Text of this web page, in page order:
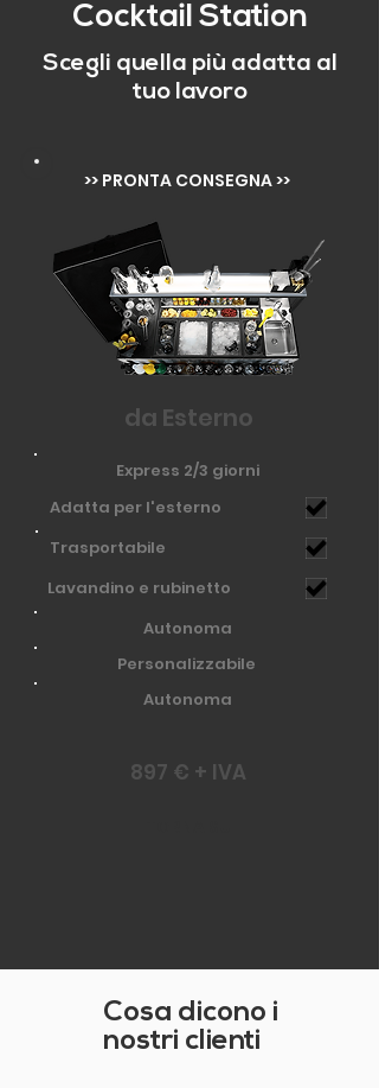
Cocktail Station
Scegli quella più adatta al
tuo lavoro
>> PRONTA CONSEGNA >>
da Esterno
Express 2/3 giorni
Adatta per l'esterno
Trasportabile
Lavandino e rubinetto
Autonoma
Personalizzabile
Autonoma
897 € + IVA
Cosa dicono i
nostri clienti